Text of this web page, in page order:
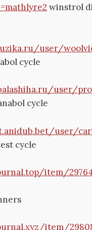
winstrol
user/
cycle
user/
cycle
user/
cycle
item/
item/